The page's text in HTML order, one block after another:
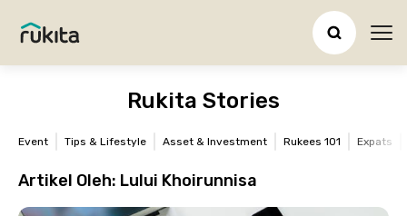
Rukita Stories
Event Tips & Lifestyle Asset & Investment Rukees 101 Expats
Artikel Oleh: Lului Khoirunnisa